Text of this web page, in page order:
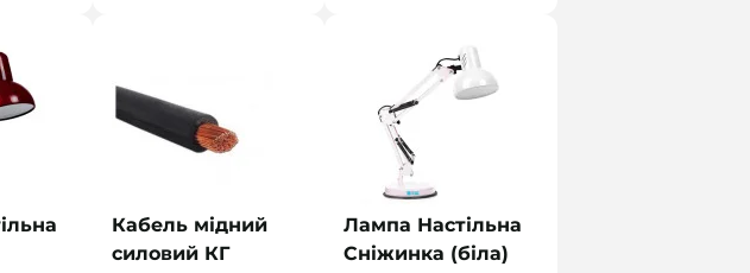
Кабель мідний
силовий КГ
Лампа Настільна
Сніжинка (біла)